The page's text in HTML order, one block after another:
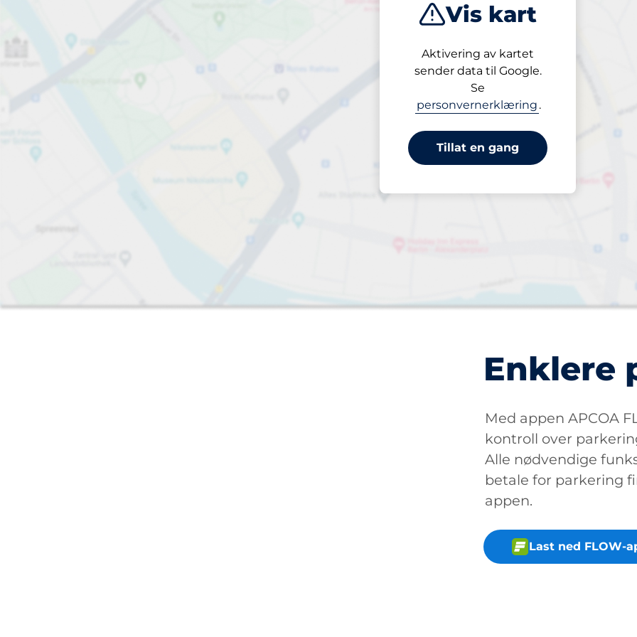
Vis kart
Aktivering av kartet
sender data til Google.
Se
personvernerklæring .
Tillat en gang
Åpen nå
Enklere
Med appen APCOA
kontroll over
Alle nødvendige
betale for parkering
appen.
Last ned FLOW-